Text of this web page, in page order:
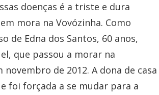
doenças é a triste e dura
mora na Vovózinha. Como
de Edna dos Santos, 60 anos,
que passou a morar na
novembro de 2012. A dona de casa
foi forçada a se mudar para a